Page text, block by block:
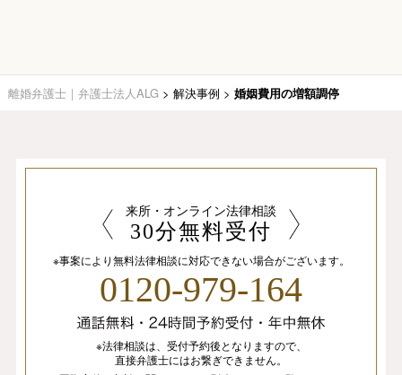
離婚弁護士｜弁護士法人ALG > 解決事例 > 婚姻費用の増額調停
来所・オンライン法律相談
30分無料受付
※事案により無料法律相談に対応できない場合がございます。
0120-979-164
※法律相談は、 受付予約後となりますので、
直接弁護士にはお繋ぎできません。